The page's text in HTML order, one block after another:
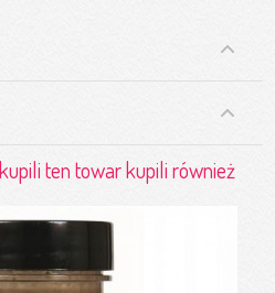
ten towar kupili również